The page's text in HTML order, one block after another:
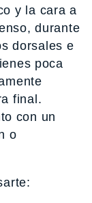
y la cara a
durante
dorsales e
poca
final.
con un
o